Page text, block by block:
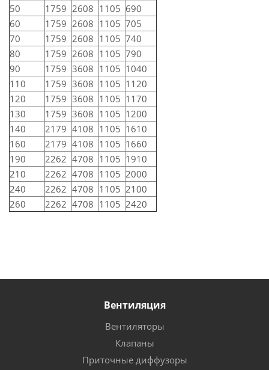
50
1759 2608 1105 690
60
1759 2608 1105 705
70
1759 2608 1105 740
80
1759 2608 1105 790
90
1759 3608 1105 1040
110
1759 3608 1105 1120
120
1759 3608 1105 1170
130
1759 3608 1105 1200
140
2179 4108 1105 1610
160
2179 4108 1105 1660
190
2262 4708 1105 1910
210
2262 4708 1105 2000
240
2262 4708 1105 2100
260
2262 4708 1105 2420
Вентиляция
Вентиляторы
Клапаны
Приточные диффузоры